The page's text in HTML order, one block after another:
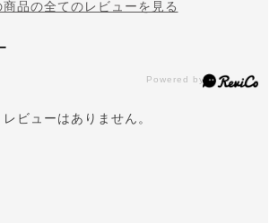
商品の全てのレビューを見る
レビューはありません。